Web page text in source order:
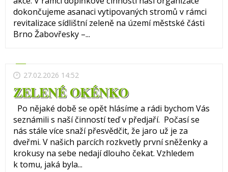
dokončujeme asanaci vytipovaných stromů v rámci
revitalizace sídlištní zeleně na území městské části
Brno Žabovřesky –...
27.02.2026 14:52
ZELENÉ OKÉNKO
Po nějaké době se opět hlásíme a rádi bychom Vás
seznámili s naší činností teď v předjaří. Počasí se
nás stále více snaží přesvědčit, že jaro už je za
dveřmi. V našich parcích rozkvetly první sněženky a
krokusy na sebe nedají dlouho čekat. Vzhledem
k tomu, jaká byla...